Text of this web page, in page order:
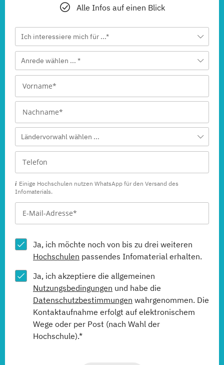
Alle Infos auf einen Blick
Ich interessiere mich für ...*
Anrede wählen ... *
Ländervorwahl wählen ...
Einige Hochschulen nutzen WhatsApp für den Versand des
Infomaterials.
Ja, ich möchte noch von bis zu drei weiteren
Hochschulen passendes Infomaterial erhalten.
Ja, ich akzeptiere die allgemeinen
Nutzungsbedingungen und habe die
Datenschutzbestimmungen wahrgenommen. Die
Kontaktaufnahme erfolgt auf elektronischem
Wege oder per Post (nach Wahl der
Hochschule).*